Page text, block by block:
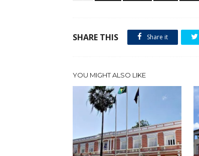
SHARE THIS Share it
YOU MIGHT ALSO LIKE